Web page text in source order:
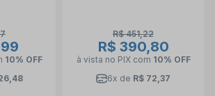
10% OFF
R$ 451,22
R$ 390,80
à vista no PIX com 10% OFF
6x de R$ 72,37